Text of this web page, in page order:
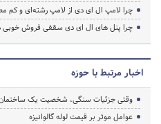
چرا لامپ ال ای دی از لامپ رشته‌ای و کم
چرا پنل های ال ای دی سقفی فروش خوبی
اخبار مرتبط با حوزه
وقتی جزئیات سنگی، شخصیت یک ساختمان
عوامل موثر بر قیمت لوله گالوانیزه